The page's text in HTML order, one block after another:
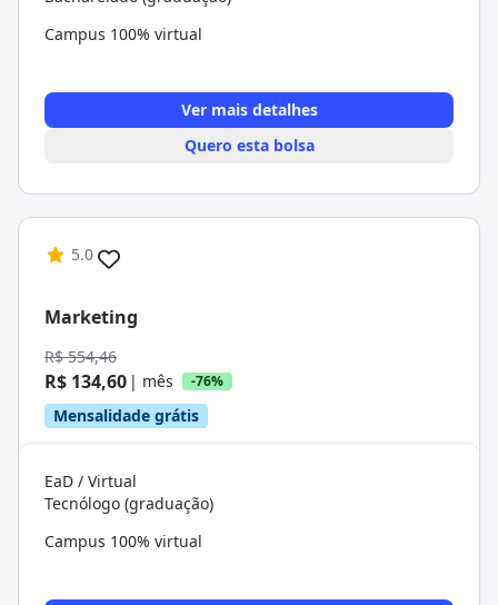
Campus 100% virtual
Ver mais detalhes
Quero esta bolsa
5.0
Marketing
R$ 554,46
R$ 134,60 | mês -76%
Mensalidade grátis
EaD / Virtual
Tecnólogo (graduação)
Campus 100% virtual